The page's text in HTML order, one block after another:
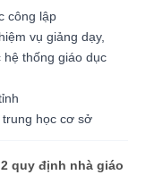
công lập
vụ giảng dạy,
thống giáo dục
trung học cơ sở
quy định nhà giáo